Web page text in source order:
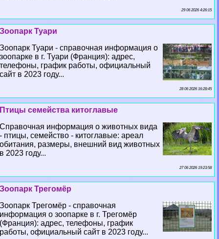
29 06 2026 4:26:15
Зоопарк Туари
Зоопарк Туари - справочная информация о
зоопарке в г. Туари (Франция): адрес,
телефоны, график работы, официальный
сайт в 2023 году...
28 06 2026 16:28:45
Птицы семейства китоглавые
Справочная информация о животных вида
- птицы, семейство - китоглавые: ареал
обитания, размеры, внешний вид животных
в 2023 году...
27 06 2026 19:23:58
Зоопарк Трегомёр
Зоопарк Трегомёр - справочная
информация о зоопарке в г. Трегомёр
(Франция): адрес, телефоны, график
работы, официальный сайт в 2023 году...